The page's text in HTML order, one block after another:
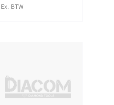
Ex. BTW